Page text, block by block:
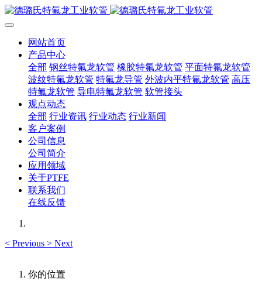
网站首页
产品中心
全部 钢丝特氟龙软管 橡胶特氟龙软管 平面特氟龙软管
波纹特氟龙软管 特氟龙导管 外波内平特氟龙软管 高压
特氟龙软管 导电特氟龙软管 软管接头
观点动态
全部 行业资讯 行业动态 行业新闻
客户案例
公司信息
公司简介
应用领域
关于PTFE
联系我们
在线反馈
< Previous > Next
你的位置